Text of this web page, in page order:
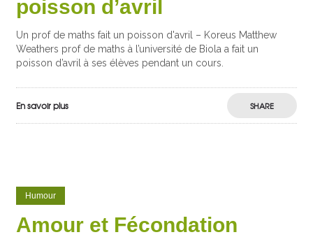
poisson d’avril
Un prof de maths fait un poisson d'avril – Koreus Matthew
Weathers prof de maths à l’université de Biola a fait un
poisson d’avril à ses élèves pendant un cours.
En savoir plus SHARE
Humour
Amour et Fécondation